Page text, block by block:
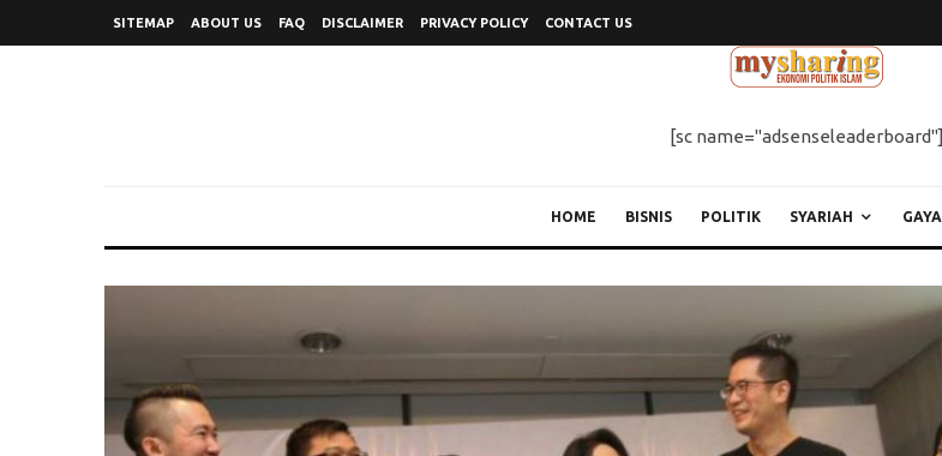
SITEMAP ABOUT US FAQ DISCLAIMER PRIVACY POLICY CONTACT US
[sc name="adsenseleaderboard"]
HOME BISNIS POLITIK SYARIAH GAYA